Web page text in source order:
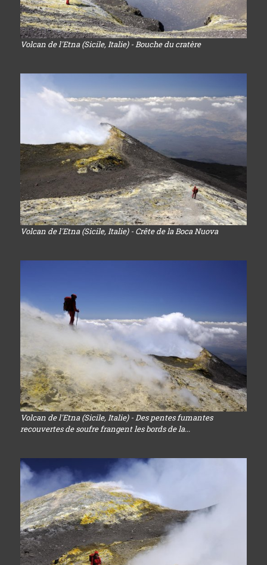
Volcan de l'Etna (Sicile, Italie) - Bouche du cratère
Volcan de l'Etna (Sicile, Italie) - Crête de la Boca Nuova
Volcan de l'Etna (Sicile, Italie) - Des pentes fumantes
recouvertes de soufre frangent les bords de la...